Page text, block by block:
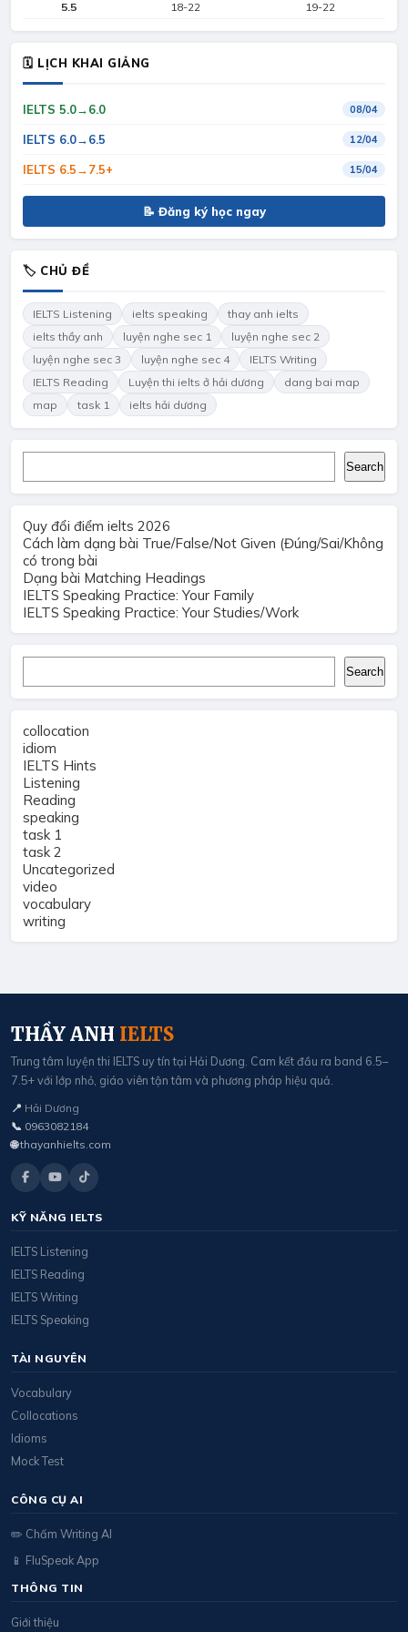
5.5 18-22 19-22
🗓 LỊCH KHAI GIẢNG
IELTS 5.0→6.0 08/04
IELTS 6.0→6.5 12/04
IELTS 6.5→7.5+ 15/04
📝 Đăng ký học ngay
🏷 CHỦ ĐỀ
IELTS Listening ielts speaking
thay anh ielts
ielts thầy anh
luyện nghe sec 1
luyện nghe sec 2
luyện nghe sec 3
luyện nghe sec 4
IELTS Writing
IELTS Reading
Luyện thi ielts ở hải dương
dang bai map
map
task 1 ielts hải dương
Search
Quy đổi điểm ielts 2026
Cách làm dạng bài True/False/Not Given (Đúng/Sai/Không
có trong bài
Dạng bài Matching Headings
IELTS Speaking Practice: Your Family
IELTS Speaking Practice: Your Studies/Work
Search
collocation
idiom
IELTS Hints
Listening
Reading
speaking
task 1
task 2
Uncategorized
video
vocabulary
writing
THẦY ANH IELTS
Trung tâm luyện thi IELTS uy tín tại Hải Dương. Cam kết đầu ra band 6.5–
7.5+ với lớp nhỏ, giáo viên tận tâm và phương pháp hiệu quả.
📍 Hải Dương
📞 0963082184
🌐 thayanhielts.com
KỸ NĂNG IELTS
IELTS Listening
IELTS Reading
IELTS Writing
IELTS Speaking
TÀI NGUYÊN
Vocabulary
Collocations
Idioms
Mock Test
CÔNG CỤ AI
✏️ Chấm Writing AI
📱 FluSpeak App
THÔNG TIN
Giới thiệu